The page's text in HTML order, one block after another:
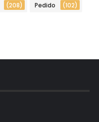
(208) Pedido (102)